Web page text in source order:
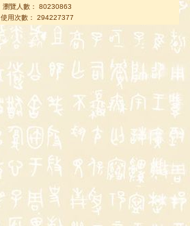
瀏覽人數： 80230863
使用次數： 294227377